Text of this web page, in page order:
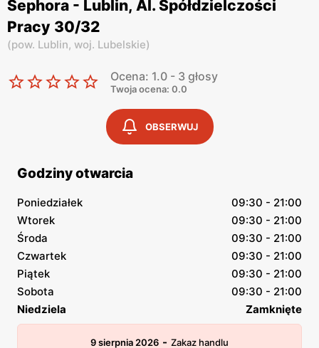
Sephora - Lublin, Al. Spółdzielczości
Pracy 30/32
(pow. Lublin, woj. Lubelskie)
Ocena: 1.0 - 3 głosy
Twoja ocena: 0.0
OBSERWUJ
Godziny otwarcia
Poniedziałek
09:30 - 21:00
Wtorek
09:30 - 21:00
Środa
09:30 - 21:00
Czwartek
09:30 - 21:00
Piątek
09:30 - 21:00
Sobota
09:30 - 21:00
Niedziela
Zamknięte
9 sierpnia 2026 - Zakaz handlu